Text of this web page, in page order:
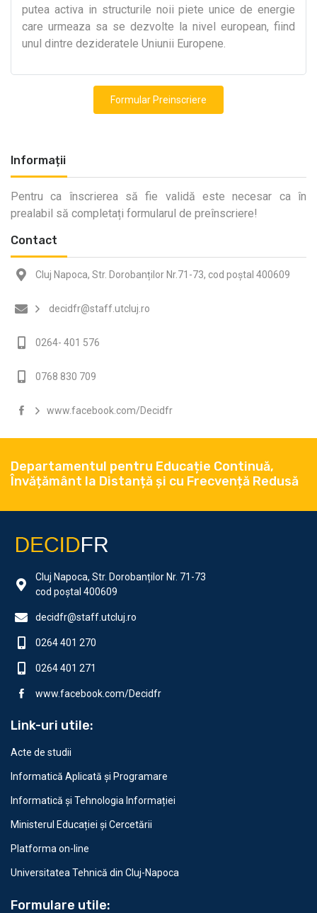
putea activa in structurile noii piete unice de energie
care urmeaza sa se dezvolte la nivel european, fiind
unul dintre dezideratele Uniunii Europene.
Formular Preinscriere
Informații
Pentru ca înscrierea să fie validă este necesar ca în
prealabil să completați formularul de preînscriere!
Contact
Cluj Napoca, Str. Dorobanților Nr.71-73, cod poștal 400609
decidfr@staff.utcluj.ro
0264- 401 576
0768 830 709
www.facebook.com/Decidfr
Departamentul pentru Educație Continuă,
Învățământ la Distanță și cu Frecvență Redusă
Cluj Napoca, Str. Dorobanților Nr. 71-73
cod poștal 400609
decidfr@staff.utcluj.ro
0264 401 270
0264 401 271
www.facebook.com/Decidfr
Link-uri utile:
Acte de studii
Informatică Aplicată și Programare
Informatică și Tehnologia Informației
Ministerul Educației și Cercetării
Platforma on-line
Universitatea Tehnică din Cluj-Napoca
Formulare utile: